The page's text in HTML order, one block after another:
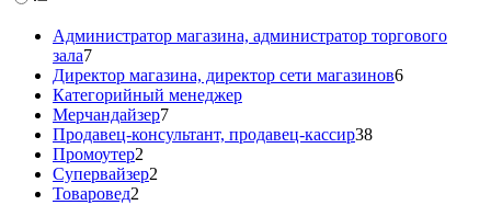
Администратор магазина, администратор торгового
зала7
Директор магазина, директор сети магазинов6
Категорийный менеджер
Мерчандайзер7
Продавец-консультант, продавец-кассир38
Промоутер2
Супервайзер2
Товаровед2